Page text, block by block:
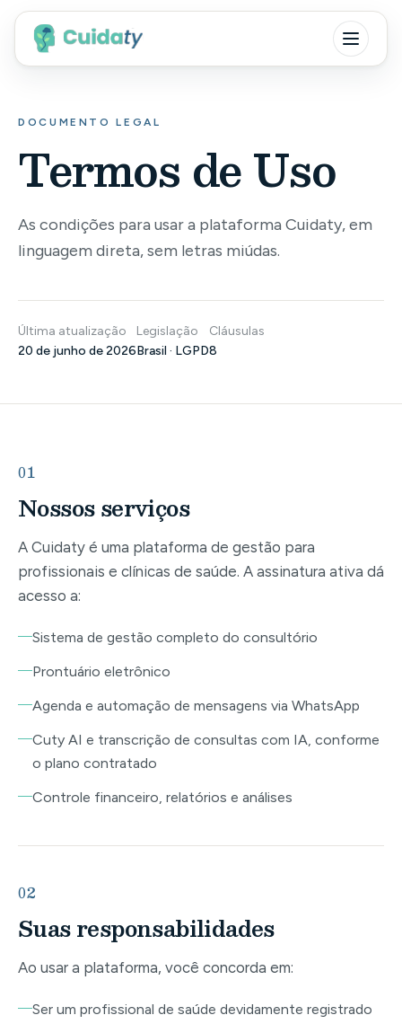
DOCUMENTO LEGAL
Termos de Uso
As condições para usar a plataforma Cuidaty, em
linguagem direta, sem letras miúdas.
Última atualização
20 de junho de 2026
Legislação
Brasil · LGPD
Cláusulas
8
01
Nossos serviços
A Cuidaty é uma plataforma de gestão para
profissionais e clínicas de saúde. A assinatura ativa dá
acesso a:
Sistema de gestão completo do consultório
Prontuário eletrônico
Agenda e automação de mensagens via WhatsApp
Cuty AI e transcrição de consultas com IA, conforme
o plano contratado
Controle financeiro, relatórios e análises
02
Suas responsabilidades
Ao usar a plataforma, você concorda em:
Ser um profissional de saúde devidamente registrado